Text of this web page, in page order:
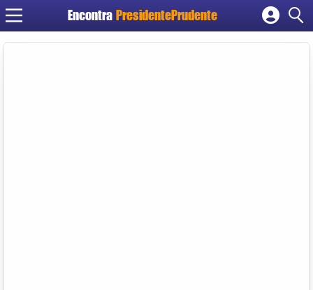
Encontra PresidentePrudente
Cadastrar empresa